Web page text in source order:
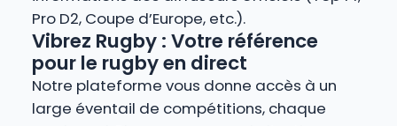
Pro D2, Coupe d’Europe, etc.).
Vibrez Rugby : Votre référence
pour le rugby en direct
Notre plateforme vous donne accès à un
large éventail de compétitions, chaque